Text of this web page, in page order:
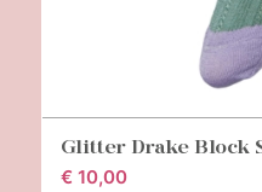
Glitter Drake Block
€ 10,00